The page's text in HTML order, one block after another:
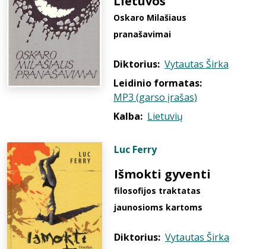
Oskaro Milašiaus
pranašavimai
Diktorius: Vytautas Širka
Leidinio formatas:
MP3 (garso įrašas)
Kalba: Lietuvių
Luc Ferry
Išmokti gyventi
filosofijos traktatas
jaunosioms kartoms
Diktorius: Vytautas Širka